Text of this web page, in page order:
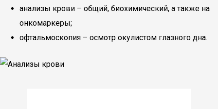
анализы крови – общий, биохимический, а также на
онкомаркеры;
офтальмоскопия – осмотр окулистом глазного дна.